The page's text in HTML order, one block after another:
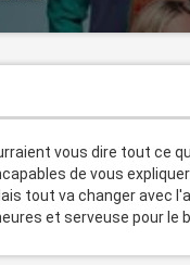
vous dire tout ce
de vous
tout va changer avec
et serveuse pour le